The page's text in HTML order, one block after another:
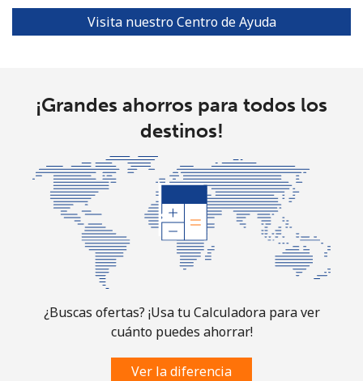
Celular ⁦28.5p⁩ 35 min por ⁦£10⁩ ⁦14p⁩
Línea fija 37 min por ⁦£10⁩
35 min por ⁦£10⁩
Tuvalu
⁦165.9p⁩ 6 min por ⁦£10⁩
Visita nuestro Centro de Ayuda
¡Grandes ahorros para todos los
destinos!
¿Buscas ofertas? ¡Usa tu Calculadora para ver
cuánto puedes ahorrar!
Ver la diferencia